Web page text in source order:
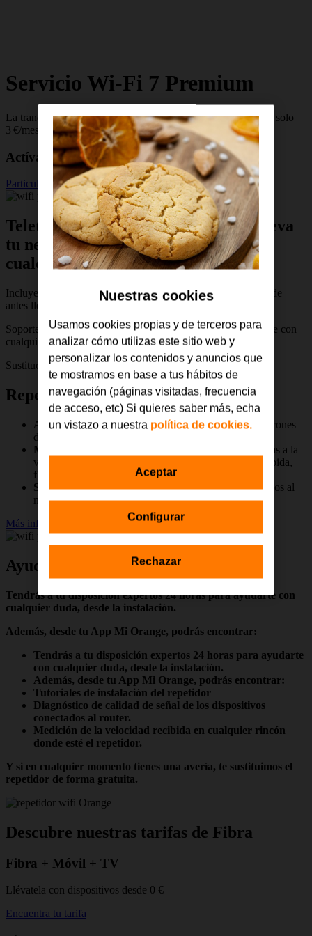
Servicio Wi-Fi 7 Premium
La tranquilidad de que tu Wi-Fi llegue bien a toda la casa por solo
3 €/mes
Actívalo si eres cliente
Particular Autónomo o Empresa
Teletrabaja, estudia, juega online o lleva
tu negocio siempre conectado desde
cualquier estancia
Incluye repetidor Wi-Fi 7 Premium para mejorar la señal donde
antes llegaba más débil
Soporte técnico 24 h con agentes especializados para ayudarte con
cualquier problema o duda
Sustitución gratuita del repetidor Wi-Fi 7 en caso de avería
Repetidor Wi-Fi 7 Premium
Amplía tu coberturaWi-Fi para llegar a todos los rincones
de tu casa.
Mayor velocidad y estabilidad
: combina varias bandas a la
vez (tecnología MLO) para darte una conexión más rápida,
fluida y sin interrupciones.
Sin cortes, incluso con muchos dispositivosconectados al
mismo tiempo.
Más información
Ayuda y apoyo en todo momento
Tendrás a tu disposición expertos 24 horas para ayudarte con
cualquier duda, desde la instalación.
Además, desde tu App Mi Orange, podrás encontrar:
Tendrás a tu disposición expertos 24 horas para ayudarte
con cualquier duda, desde la instalación.
Además, desde tu App Mi Orange, podrás encontrar:
Tutoriales de instalación del repetidor
Diagnóstico de calidad de señal de los dispositivos
conectados al router.
Medición de la velocidad recibida en cualquier rincón
donde esté el repetidor.
Y si en cualquier momento tienes una avería, te sustituimos el
repetidor de forma gratuita.
Descubre nuestras tarifas de Fibra
Fibra + Móvil + TV
Llévatela con dispositivos desde 0 €
Encuentra tu tarifa
Nuestras cookies
Usamos cookies propias y de terceros para
analizar cómo utilizas este sitio web y
personalizar los contenidos y anuncios que
te mostramos en base a tus hábitos de
navegación (páginas visitadas, frecuencia
de acceso, etc) Si quieres saber más, echa
un vistazo a nuestra política de cookies.
Configurar
Rechazar
Aceptar